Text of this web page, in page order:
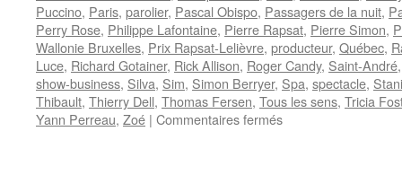
Puccino, Paris, parolier, Pascal Obispo, Passagers de la nuit,
Perry Rose, Philippe Lafontaine, Pierre Rapsat, Pierre Simon,
Wallonie Bruxelles, Prix Rapsat-Lelièvre, producteur, Québec,
Luce, Richard Gotainer, Rick Allison, Roger Candy, Saint-André
show-business, Silva, Sim, Simon Berryer, Spa, spectacle,
Thibault, Thierry Dell, Thomas Fersen, Tous les sens, Tricia
Yann Perreau, Zoé | Commentaires ferméssur